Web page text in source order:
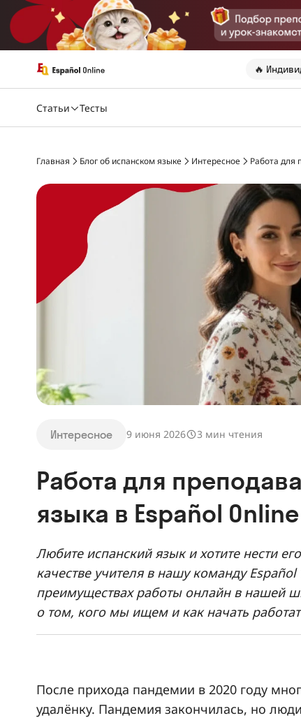
🔥
Статьи Тесты
Главная Блог об испанском языке Интересное Работа для
Интересное 9 июня 2026 3 мин чтения
Работа для
языка в Español Online
Любите испанский язык и хотите нести
качестве учителя в нашу команду
преимуществах работы онлайн в нашей
о том, кого мы ищем и как начать
После прихода пандемии в 2020 году
удалёнку. Пандемия закончилась, но